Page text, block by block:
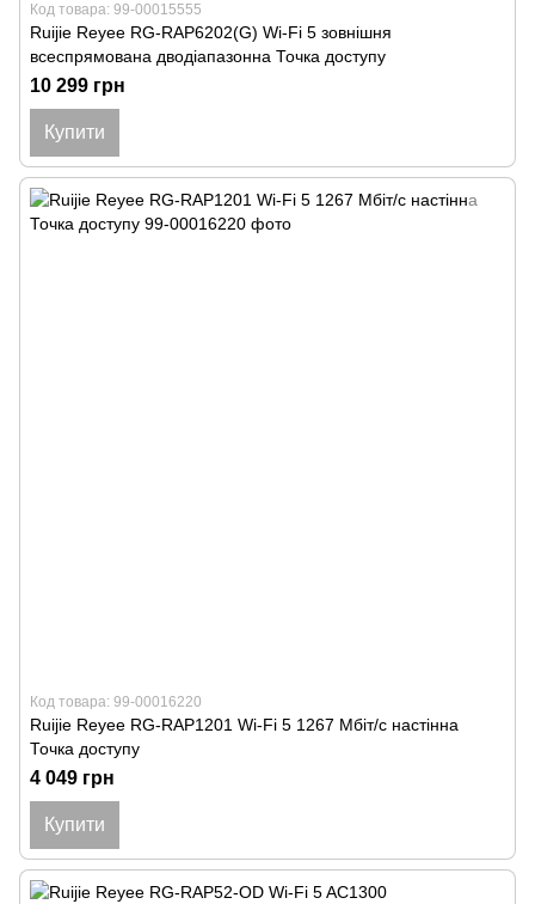
Код товара: 99-00015555
Ruijie Reyee RG-RAP6202(G) Wi-Fi 5 зовнішня
всеспрямована дводіапазонна Точка доступу
10 299 грн
Купити
Код товара: 99-00016220
Ruijie Reyee RG-RAP1201 Wi-Fi 5 1267 Мбіт/с настінна
Точка доступу
4 049 грн
Купити